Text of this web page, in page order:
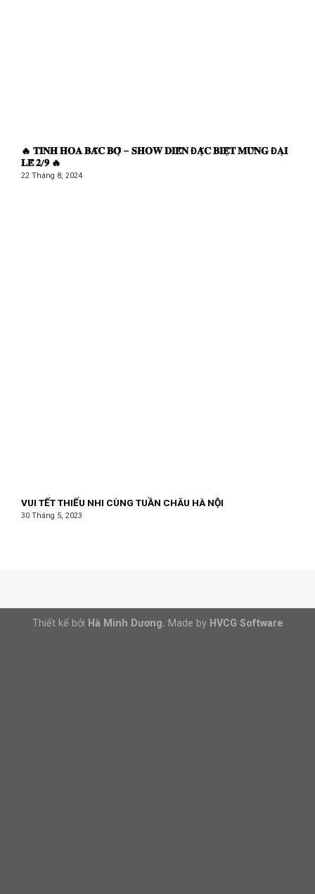
🔥 𝐓𝐈𝐍𝐇 𝐇𝐎𝐀 𝐁𝐀̆́𝐂 𝐁𝐎̣̂ – 𝐒𝐇𝐎𝐖 𝐃𝐈𝐄̂̃𝐍 Đ𝐀̣̆𝐂 𝐁𝐈𝐄̣̂𝐓 𝐌𝐔̛̀𝐍𝐆 Đ𝐀̣𝐈
𝐋𝐄̂̃ 𝟐/𝟗 🔥
22 Tháng 8, 2024
VUI TẾT THIẾU NHI CÙNG TUẦN CHÂU HÀ NỘI
30 Tháng 5, 2023
Thiết kế bởi Hà Minh Dương. Made by HVCG Software